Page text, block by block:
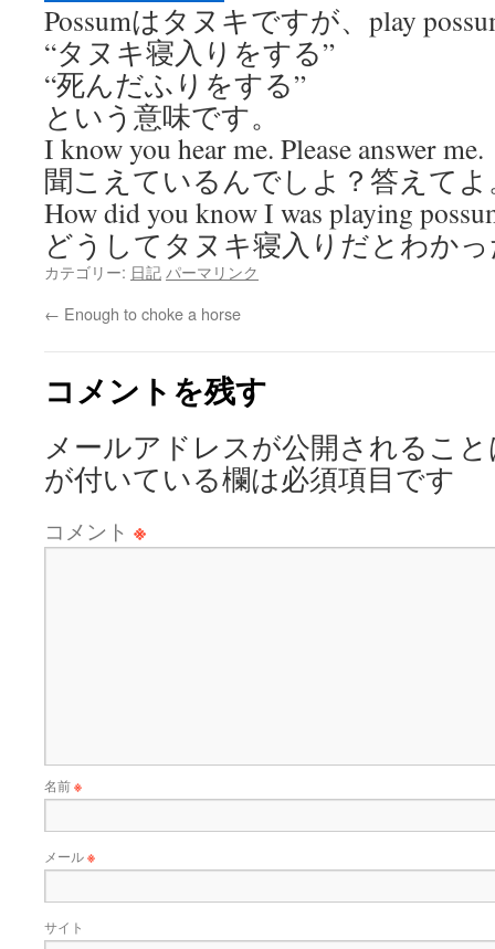
Possumはタヌキですが、play
“タヌキ寝入りをする”
“死んだふりをする”
という意味です。
I know you hear me. Please answer me.
聞こえているんでしよ？答えてよ
How did you know I was playing
どうしてタヌキ寝入りだとわか
カテゴリー: 日記 パーマリンク
← Enough to choke a horse
コメントを残す
メールアドレスが公開されるこ
が付いている欄は必須項目です
コメント ※
名前※
メール※
サイト